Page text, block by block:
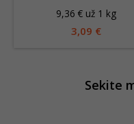
9,36 € už 1 kg
3,09 €
Sekite